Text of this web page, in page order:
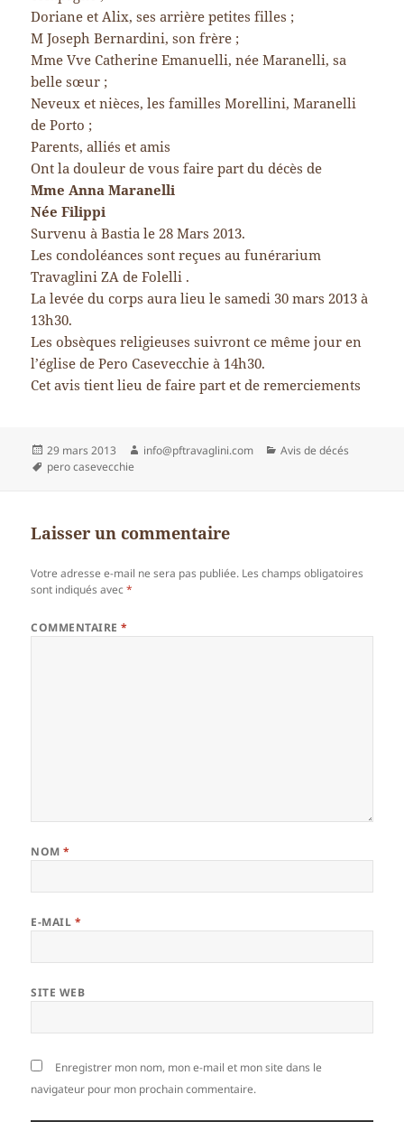
Doriane et Alix, ses arrière petites filles ;
M Joseph Bernardini, son frère ;
Mme Vve Catherine Emanuelli, née Maranelli, sa
belle sœur ;
Neveux et nièces, les familles Morellini, Maranelli
de Porto ;
Parents, alliés et amis
Ont la douleur de vous faire part du décès de
Mme Anna Maranelli
Née Filippi
Survenu à Bastia le 28 Mars 2013.
Les condoléances sont reçues au funérarium
Travaglini ZA de Folelli .
La levée du corps aura lieu le samedi 30 mars 2013 à
13h30.
Les obsèques religieuses suivront ce même jour en
l’église de Pero Casevecchie à 14h30.
Cet avis tient lieu de faire part et de remerciements
Publié
le
29 mars 2013 Auteur
info@pftravaglini.com Catégories
Avis de décés
Mots-
pero casevecchie
Laisser un commentaire
Votre adresse e-mail ne sera pas publiée. Les champs obligatoires
sont indiqués avec*
COMMENTAIRE*
NOM*
E-MAIL *
SITE WEB
Enregistrer mon nom, mon e-mail et mon site dans le
navigateur pour mon prochain commentaire.